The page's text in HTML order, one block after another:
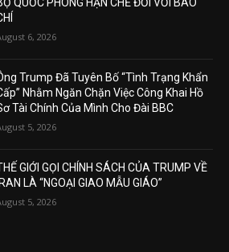
QUỐC PHÒNG HẠN CHẾ ĐỐI VỚI BÁO
6, 2026
Trump Đã Tuyên Bố “Tình Trạng Khẩn
Nhằm Ngăn Chặn Việc Công Khai Hồ
Tài Chính Của Mình Cho Đài BBC
5, 2026
GIỚI GỌI CHÍNH SÁCH CỦA TRUMP VỀ
IRAN LÀ “NGOẠI GIAO MẪU GIÁO”
5, 2026